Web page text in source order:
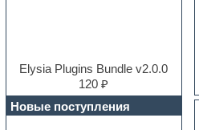
Dubstep
E-MU Samples
Electric bass
Electric guitar
Elysia Plugins Bundle v2.0.0
120 ₽
Новые поступления